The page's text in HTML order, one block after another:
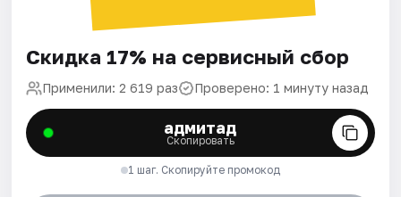
Скидка 17% на сервисный сбор
Применили: 2 619 раз Проверено: 1 минуту назад
адмитад
Скопировать
1 шаг. Скопируйте промокод